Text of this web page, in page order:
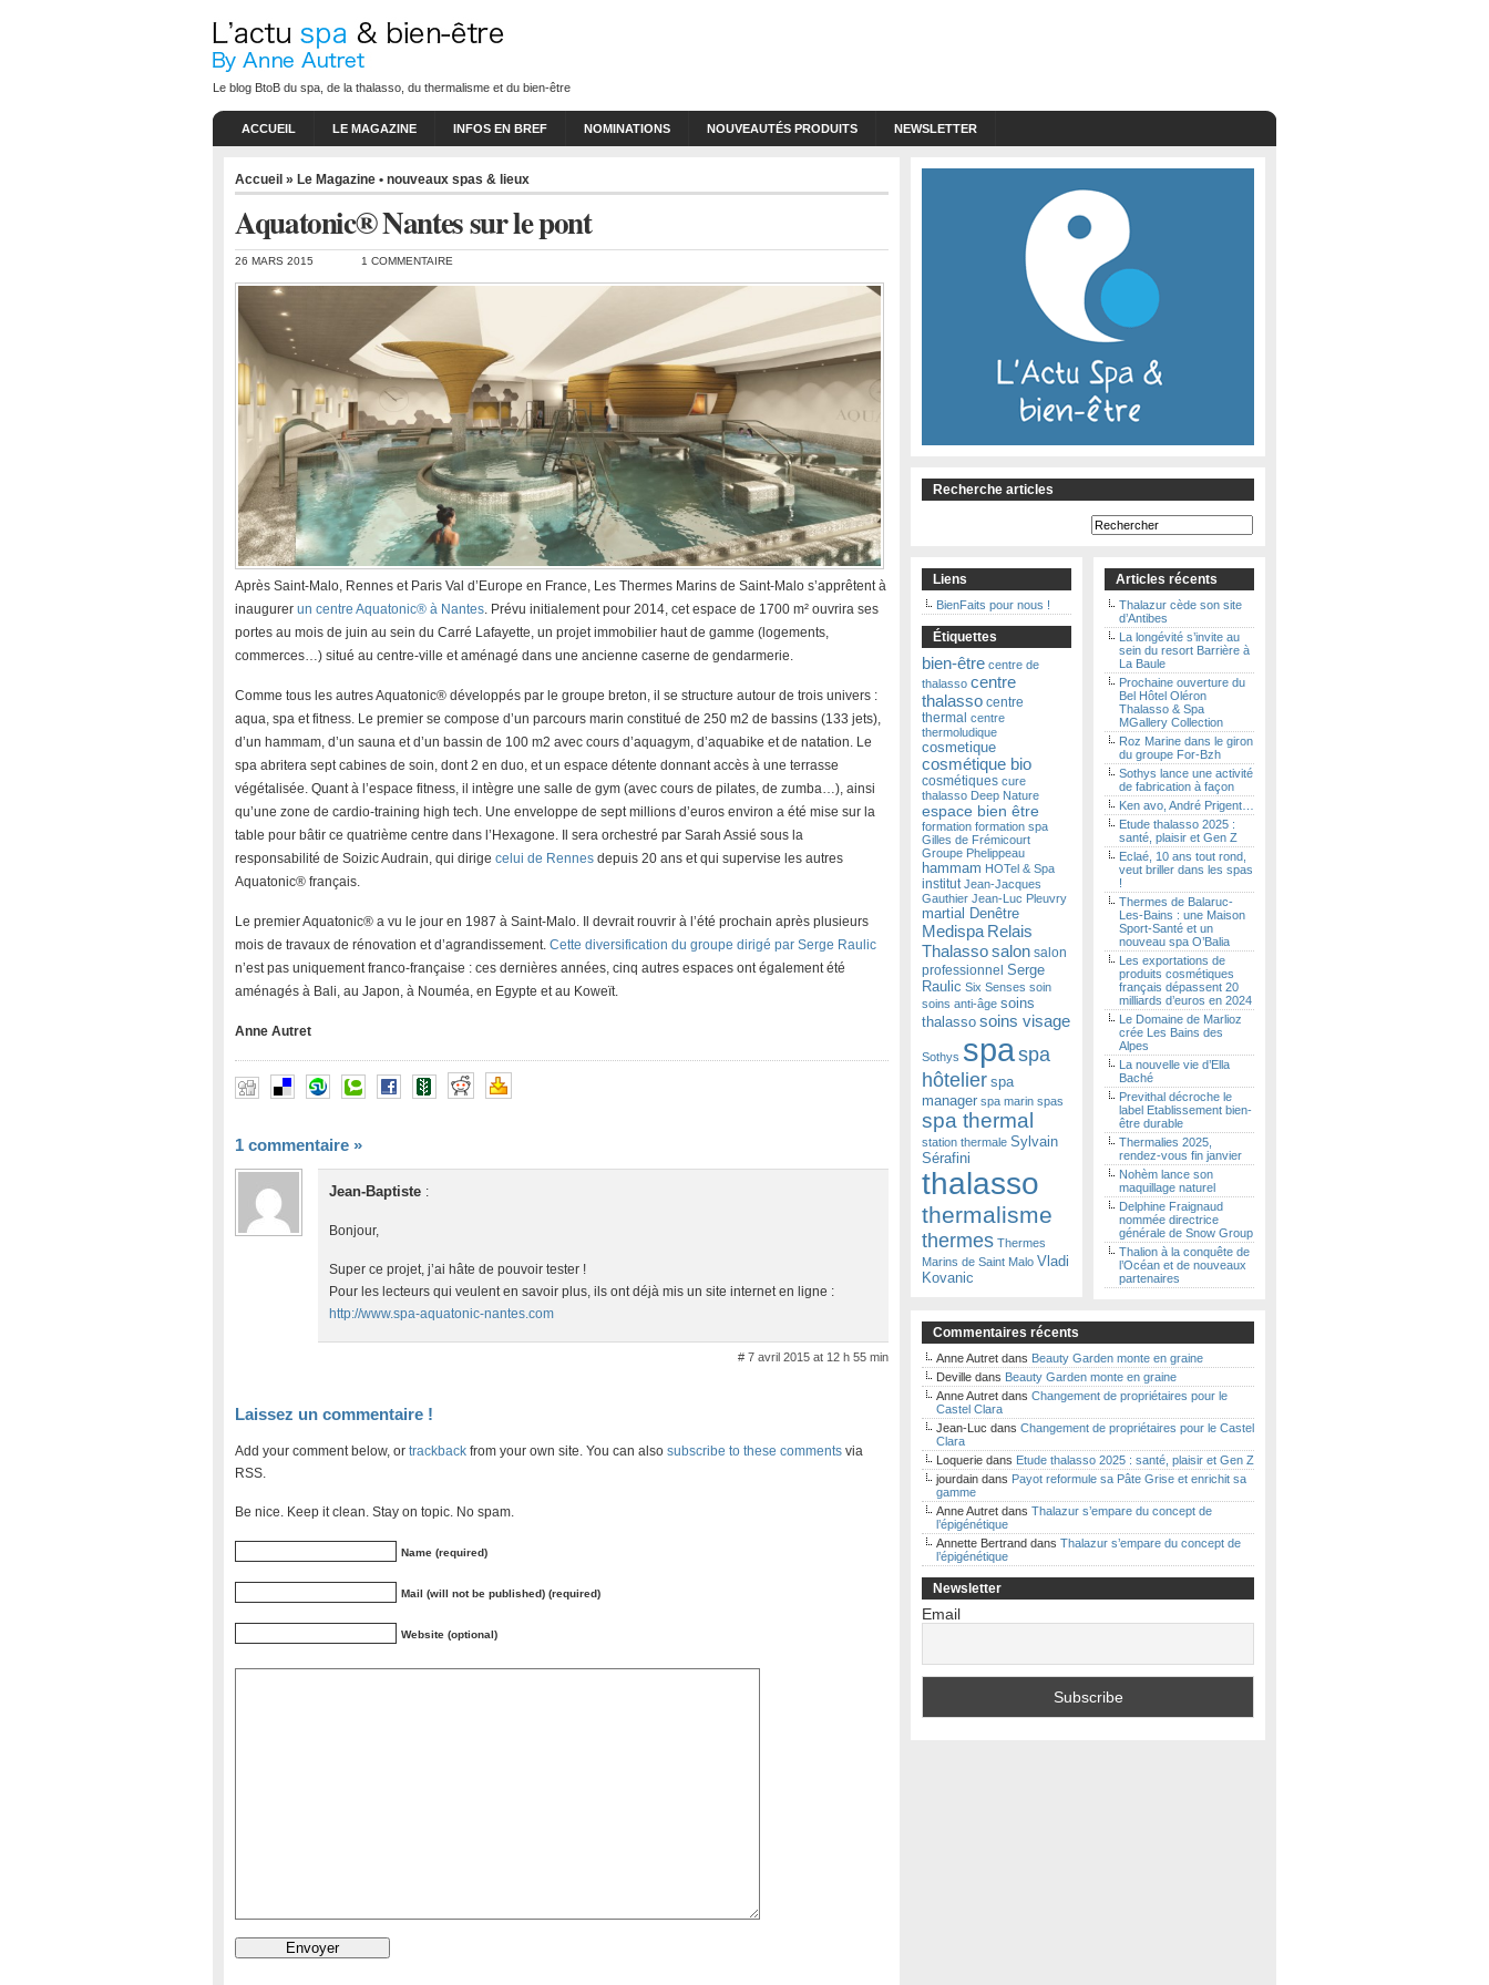
Le blog BtoB du spa, de la thalasso, du thermalisme et du bien-être
ACCUEIL LE MAGAZINE INFOS EN BREF NOMINATIONS NOUVEAUTÉS PRODUITS NEWSLETTER
Accueil » Le Magazine • nouveaux spas & lieux
Aquatonic® Nantes sur le pont
26 MARS 2015 1 COMMENTAIRE
Après Saint-Malo, Rennes et Paris Val d’Europe en France, Les Thermes Marins de Saint-Malo s’apprêtent à
inaugurer un centre Aquatonic® à Nantes. Prévu initialement pour 2014, cet espace de 1700 m² ouvrira ses
portes au mois de juin au sein du Carré Lafayette, un projet immobilier haut de gamme (logements,
commerces…) situé au centre-ville et aménagé dans une ancienne caserne de gendarmerie.
Comme tous les autres Aquatonic® développés par le groupe breton, il se structure autour de trois univers :
aqua, spa et fitness. Le premier se compose d’un parcours marin constitué de 250 m2 de bassins (133 jets),
d’un hammam, d’un sauna et d’un bassin de 100 m2 avec cours d’aquagym, d’aquabike et de natation. Le
spa abritera sept cabines de soin, dont 2 en duo, et un espace détente donnant accès à une terrasse
végétalisée. Quant à l’espace fitness, il intègre une salle de gym (avec cours de pilates, de zumba…), ainsi
qu’une zone de cardio-training high tech. Une enveloppe de sept millions d’euros environ a été mise sur la
table pour bâtir ce quatrième centre dans l’Hexagone. Il sera orchestré par Sarah Assié sous la
responsabilité de Soizic Audrain, qui dirige celui de Rennes depuis 20 ans et qui supervise les autres
Aquatonic® français.
Le premier Aquatonic® a vu le jour en 1987 à Saint-Malo. Il devrait rouvrir à l’été prochain après plusieurs
mois de travaux de rénovation et d’agrandissement. Cette diversification du groupe dirigé par Serge Raulic
n’est pas uniquement franco-française : ces dernières années, cinq autres espaces ont également été
aménagés à Bali, au Japon, à Nouméa, en Egypte et au Koweït.
Anne Autret
1 commentaire »
Jean-Baptiste :
Bonjour,
Super ce projet, j’ai hâte de pouvoir tester !
Pour les lecteurs qui veulent en savoir plus, ils ont déjà mis un site internet en ligne :
http://www.spa-aquatonic-nantes.com
# 7 avril 2015 at 12 h 55 min
Laissez un commentaire !
Add your comment below, or trackback from your own site. You can also subscribe to these comments via
RSS.
Be nice. Keep it clean. Stay on topic. No spam.
Name (required)
Mail (will not be published) (required)
Website (optional)
Recherche articles
Liens
BienFaits pour nous !
Étiquettes
bien-être centre de
thalasso centre
thalasso centre
thermal centre
thermoludique
cosmetique
cosmétique bio
cosmétiques cure
thalasso Deep Nature
espace bien être
formation formation spa
Gilles de Frémicourt
Groupe Phelippeau
hammam HOTel & Spa
institut Jean-Jacques
Gauthier Jean-Luc Pleuvry
martial Denêtre
Medispa Relais
Thalassosalon salon
professionnel Serge
Raulic Six Senses soin
soins anti-âge soins
thalasso soins visage
Sothys spaspa
hôtelier spa
manager spa marin spas
spa thermal
station thermale Sylvain
Sérafini
thalasso
thermalisme
thermes Thermes
Marins de Saint Malo Vladi
Kovanic
Articles récents
Thalazur cède son site
d’Antibes
La longévité s’invite au
sein du resort Barrière à
La Baule
Prochaine ouverture du
Bel Hôtel Oléron
Thalasso & Spa
MGallery Collection
Roz Marine dans le giron
du groupe For-Bzh
Sothys lance une activité
de fabrication à façon
Ken avo, André Prigent…
Etude thalasso 2025 :
santé, plaisir et Gen Z
Eclaé, 10 ans tout rond,
veut briller dans les spas
!
Thermes de Balaruc-
Les-Bains : une Maison
Sport-Santé et un
nouveau spa O’Balia
Les exportations de
produits cosmétiques
français dépassent 20
milliards d’euros en 2024
Le Domaine de Marlioz
crée Les Bains des
Alpes
La nouvelle vie d’Ella
Baché
Previthal décroche le
label Etablissement bien-
être durable
Thermalies 2025,
rendez-vous fin janvier
Nohèm lance son
maquillage naturel
Delphine Fraignaud
nommée directrice
générale de Snow Group
Thalion à la conquête de
l’Océan et de nouveaux
partenaires
Commentaires récents
Anne Autret dans Beauty Garden monte en graine
Deville dans Beauty Garden monte en graine
Anne Autret dans Changement de propriétaires pour le
Castel Clara
Jean-Luc dans Changement de propriétaires pour le Castel
Clara
Loquerie dans Etude thalasso 2025 : santé, plaisir et Gen Z
jourdain dans Payot reformule sa Pâte Grise et enrichit sa
gamme
Anne Autret dans Thalazur s’empare du concept de
l’épigénétique
Annette Bertrand dans Thalazur s’empare du concept de
l’épigénétique
Newsletter
Email